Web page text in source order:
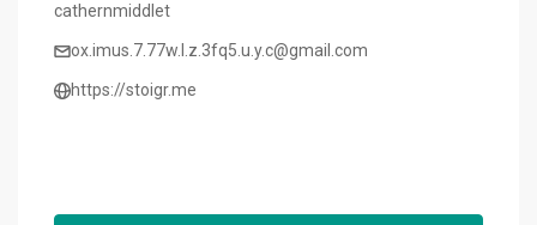
cathernmiddlet
ox.imus.7.77w.l.z.3fq5.u.y.c@gmail.com
https://stoigr.me